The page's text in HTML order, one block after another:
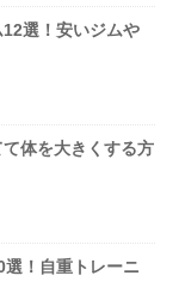
12選！安いジムや
体を大きくする方
！自重トレーニ